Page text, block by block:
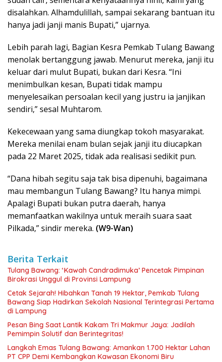
disalahkan. Alhamdulillah, sampai sekarang bantuan itu
hanya jadi janji manis Bupati,” ujarnya.
Lebih parah lagi, Bagian Kesra Pemkab Tulang Bawang
menolak bertanggung jawab. Menurut mereka, janji itu
keluar dari mulut Bupati, bukan dari Kesra. “Ini
menimbulkan kesan, Bupati tidak mampu
menyelesaikan persoalan kecil yang justru ia janjikan
sendiri,” sesal Muhtarom.
Kekecewaan yang sama diungkap tokoh masyarakat.
Mereka menilai enam bulan sejak janji itu diucapkan
pada 22 Maret 2025, tidak ada realisasi sedikit pun.
“Dana hibah segitu saja tak bisa dipenuhi, bagaimana
mau membangun Tulang Bawang? Itu hanya mimpi.
Apalagi Bupati bukan putra daerah, hanya
memanfaatkan wakilnya untuk meraih suara saat
Pilkada,” sindir mereka. (W9-Wan)
Berita Terkait
Tulang Bawang: ‘Kawah Candradimuka’ Pencetak Pimpinan
Birokrasi Unggul di Provinsi Lampung
Cetak Sejarah! Hibahkan Tanah 19 Hektar, Pemkab Tulang
Bawang Siap Hadirkan Sekolah Nasional Terintegrasi Pertama
di Lampung
Pesan Bing Saat Lantik Kakam Tri Makmur Jaya: Jadilah
Pemimpin Solutif dan Berintegritas!
Langkah Emas Tulang Bawang: Amankan 1.700 Hektar Lahan
PT CPP Demi Kembangkan Kawasan Ekonomi Biru